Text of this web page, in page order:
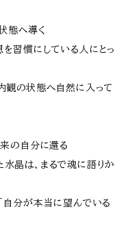
態へ導く
習慣にしている人にとっ
観の状態へ自然に入って
の自分に還る
晶は、まるで魂に語りか
自分が本当に望んでいる